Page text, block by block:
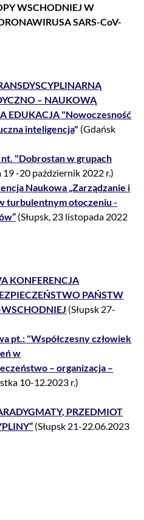
WSCHODNIEJ W
SARS-CoV-
– NAUKOWĄ
EDUKACJA "Nowoczesność
inteligencja" (Gdańsk
"Dobrostan w grupach
19 -20 październik 2022 r.)
Naukowa „Zarządzanie i
turbulentnym otoczeniu -
(Słupsk, 23 listopada 2022
KONFERENCJA
PAŃSTW
(Słupsk 27-
pt.: "Współczesny człowiek
w
– organizacja –
10-12.2023 r.)
PRZEDMIOT
(Słupsk 21-22.06.2023